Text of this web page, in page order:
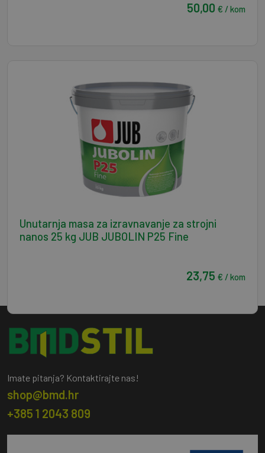
50,00 € / kom
Unutarnja masa za izravnavanje za strojni
nanos 25 kg JUB JUBOLIN P25 Fine
23,75 € / kom
Imate pitanja? Kontaktirajte nas!
shop@bmd.hr
+385 1 2043 809